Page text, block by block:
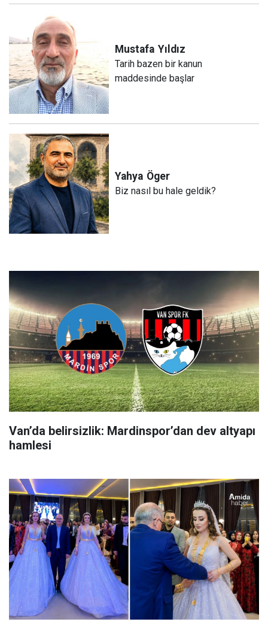
Mustafa Yıldız
Tarih bazen bir kanun
maddesinde başlar
Yahya Öger
Biz nasıl bu hale geldik?
Van’da belirsizlik: Mardinspor’dan dev altyapı
hamlesi